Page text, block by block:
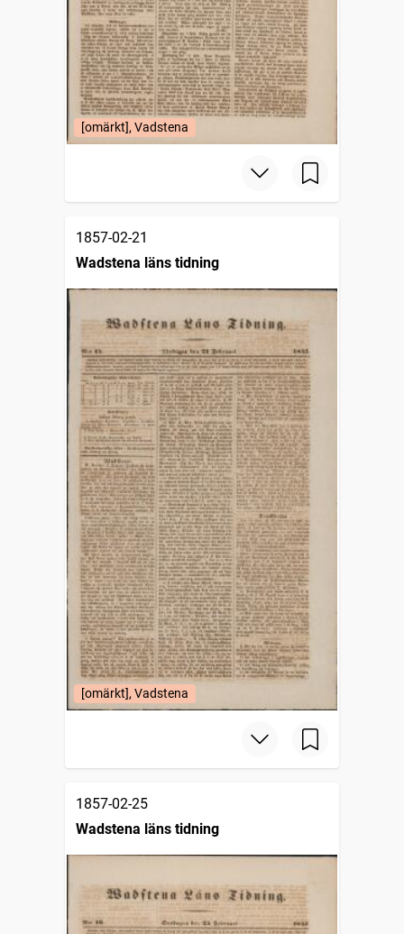
[omärkt], Vadstena
1857-02-21
Wadstena läns tidning
[omärkt], Vadstena
1857-02-25
Wadstena läns tidning